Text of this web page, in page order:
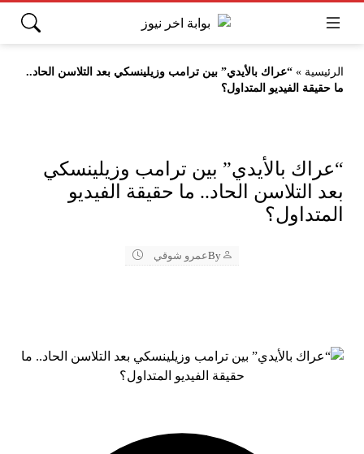
الرئيسية » “عراك بالأيدي” بين ترامب وزيلينسكي بعد التلاسن الحاد..
ما حقيقة الفيديو المتداول؟
“عراك بالأيدي” بين ترامب وزيلينسكي
بعد التلاسن الحاد.. ما حقيقة الفيديو
المتداول؟
Byعمرو شوقي